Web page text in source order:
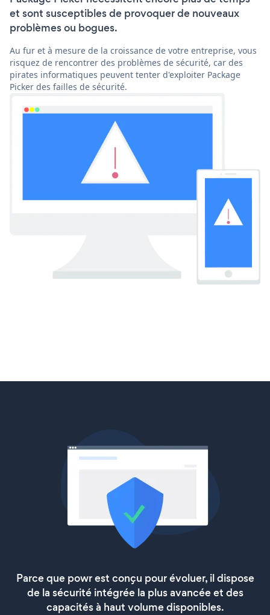
et sont susceptibles de provoquer de nouveaux
problèmes ou bogues.
Au fur et à mesure de la croissance de votre entreprise, vous
risquez de rencontrer des problèmes de sécurité, car des
pirates informatiques peuvent tenter d'exploiter Package
Picker des failles de sécurité.
Parce que powr est conçu pour évoluer, il dispose
de la sécurité intégrée la plus avancée et des
capacités à haut volume disponibles.